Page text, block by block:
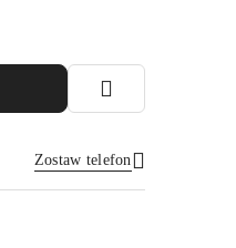
Zostaw telefon
Wyślij